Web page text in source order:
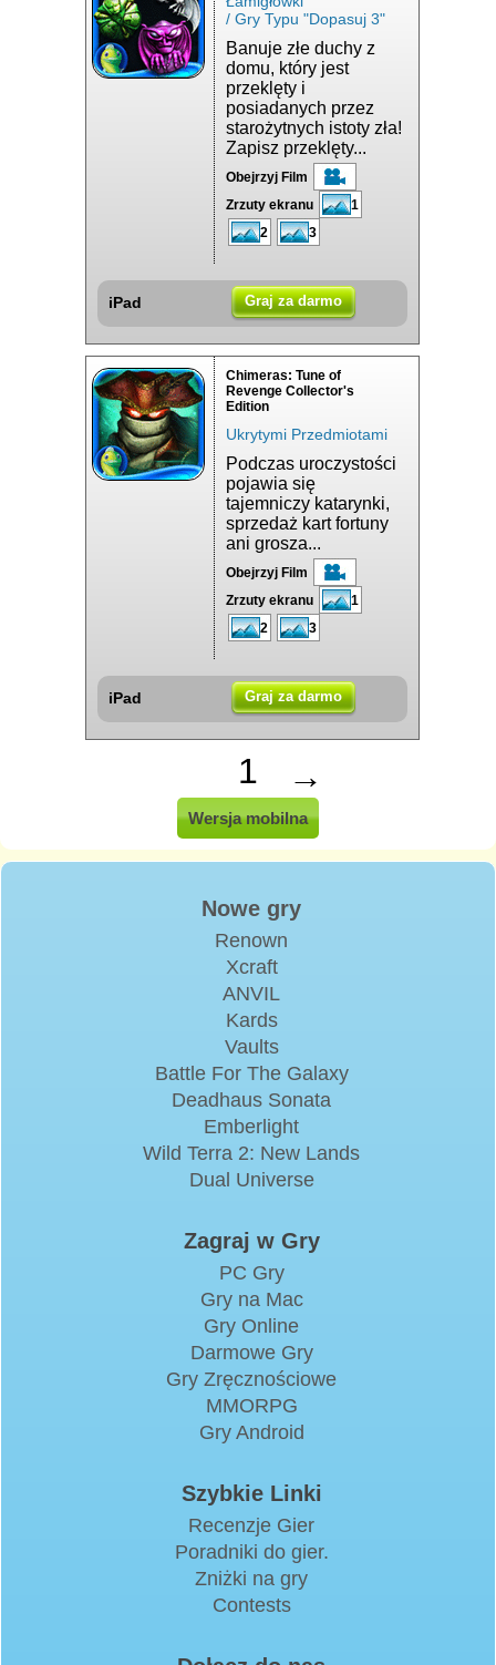
/ Gry Typu "Dopasuj 3"
Banuje złe duchy z
domu, który jest
przeklęty i
posiadanych przez
starożytnych istoty zła!
Zapisz przeklęty...
Obejrzyj Film
Zrzuty ekranu
1
2
3
iPad Graj za darmo
Chimeras: Tune of
Revenge Collector's
Edition
Ukrytymi Przedmiotami
Podczas uroczystości
pojawia się
tajemniczy katarynki,
sprzedaż kart fortuny
ani grosza...
Obejrzyj Film
Zrzuty ekranu
1
2
3
iPad Graj za darmo
1 →
Wersja mobilna
Nowe gry
Renown
Xcraft
ANVIL
Kards
Vaults
Battle For The Galaxy
Deadhaus Sonata
Emberlight
Wild Terra 2: New Lands
Dual Universe
Zagraj w Gry
PC Gry
Gry na Mac
Gry Online
Darmowe Gry
Gry Zręcznościowe
MMORPG
Gry Android
Szybkie Linki
Recenzje Gier
Poradniki do gier.
Zniżki na gry
Contests